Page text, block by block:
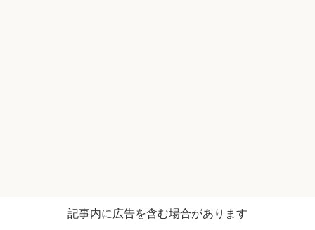
記事内に広告を含む場合があります